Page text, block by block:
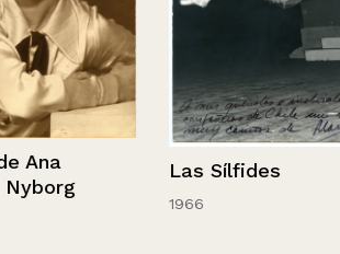
Las Sílfides